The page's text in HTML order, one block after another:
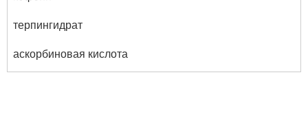
терпингидрат
аскорбиновая кислота